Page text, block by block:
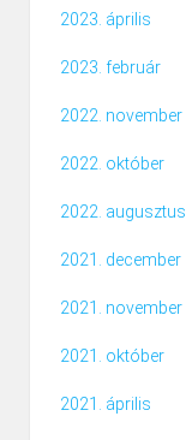
2023. április
2023. február
2022. november
2022. október
2022. augusztus
2021. december
2021. november
2021. október
2021. április